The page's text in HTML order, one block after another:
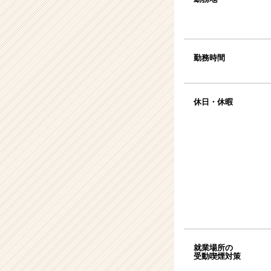
勤務時間
休日・休暇
就業場所の
受動喫煙対策